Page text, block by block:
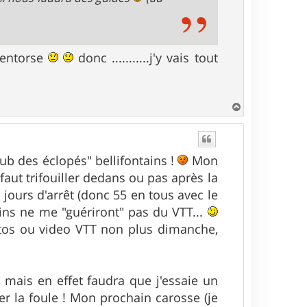
donc ...........j'y vais tout
a
des éclopés" bellifontains !
Mon
trifouiller dedans ou pas après la
d'arrêt (donc 55 en tous avec le
ne me "guériront" pas du VTT...
ou video VTT non plus dimanche,
en effet faudra que j'essaie un
la foule ! Mon prochain carosse (je